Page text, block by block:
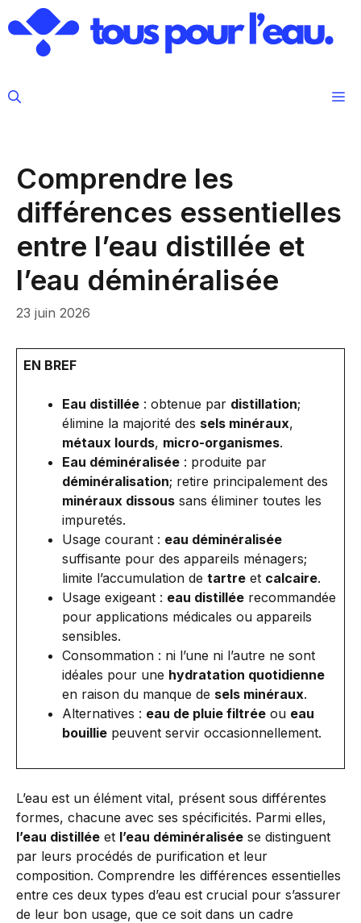
au
contenu
Comprendre les
différences essentielles
entre l’eau distillée et
l’eau déminéralisée
23 juin 2026
EN BREF
Eau distillée : obtenue par distillation;
élimine la majorité des sels minéraux,
métaux lourds, micro-organismes.
Eau déminéralisée : produite par
déminéralisation; retire principalement des
minéraux dissous sans éliminer toutes les
impuretés.
Usage courant : eau déminéralisée
suffisante pour des appareils ménagers;
limite l’accumulation de tartre et calcaire.
Usage exigeant : eau distillée recommandée
pour applications médicales ou appareils
sensibles.
Consommation : ni l’une ni l’autre ne sont
idéales pour une hydratation quotidienne
en raison du manque de sels minéraux.
Alternatives : eau de pluie filtrée ou eau
bouillie peuvent servir occasionnellement.
L’eau est un élément vital, présent sous différentes
formes, chacune avec ses spécificités. Parmi elles,
l’eau distillée et l’eau déminéralisée se distinguent
par leurs procédés de purification et leur
composition. Comprendre les différences essentielles
entre ces deux types d’eau est crucial pour s’assurer
de leur bon usage, que ce soit dans un cadre